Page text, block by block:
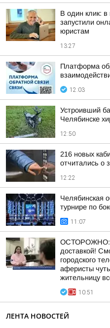
В один клик: в
запустили
юристам
13:27
Платформа
12:03
Устроивший
Челябинске
12:50
216 новых
отчитались о
12:22
Челябинская
турнире по
11:07
ОСТОРОЖНО:
доставкой!
городского
аферисты
жительницу
10:51
ЛЕНТА НОВОСТЕЙ